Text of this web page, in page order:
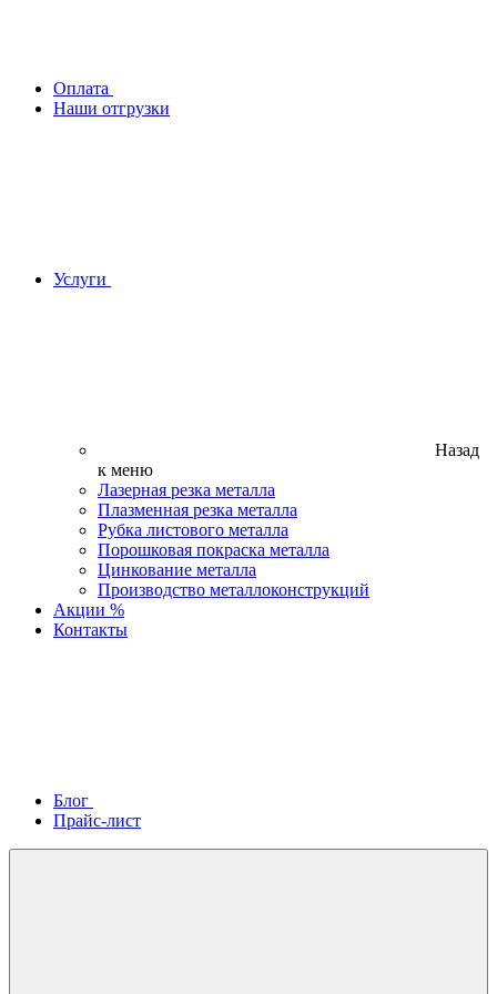
Оплата
Наши отгрузки
Услуги
Назад
к меню
Лазерная резка металла
Плазменная резка металла
Рубка листового металла
Порошковая покраска металла
Цинкование металла
Производство металлоконструкций
Акции %
Контакты
Блог
Прайс-лист